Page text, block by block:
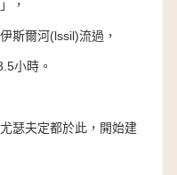
，
斯爾河(lssil)流過，
小時。
瑟夫定都於此，開始建